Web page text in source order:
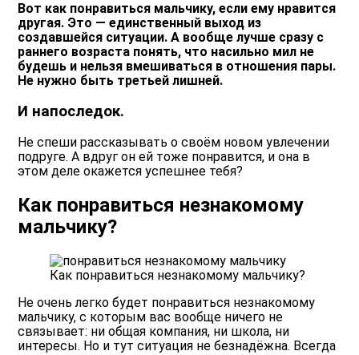
Вот как понравиться мальчику, если ему нравится
другая. Это — единственный выход из
создавшейся ситуации. А вообще лучше сразу с
раннего возраста понять, что насильно мил не
будешь и нельзя вмешиваться в отношения пары.
Не нужно быть третьей лишней.
И напоследок.
Не спеши рассказывать о своём новом увлечении
подруге.А вдруг он ей тоже понравится, и она в
этом деле окажется успешнее тебя?
Как понравиться незнакомому
мальчику?
Как понравиться незнакомому мальчику?
Не очень легко будет понравиться незнакомому
мальчику, с которым вас вообще ничего не
связывает: ни общая компания, ни школа, ни
интересы. Но и тут ситуация не безнадёжна. Всегда